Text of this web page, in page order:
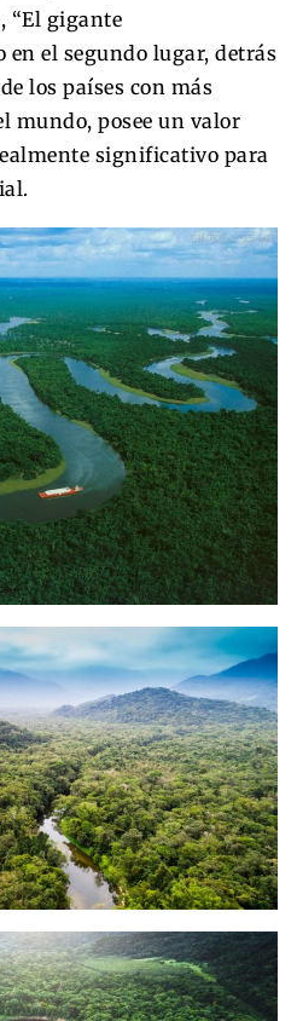
“El gigante
en el segundo lugar, detrás
los países con más
mundo, posee un valor
significativo para